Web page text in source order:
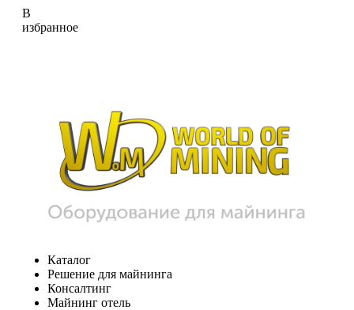
В
избранное
Каталог
Решение для майнинга
Консалтинг
Майнинг отель